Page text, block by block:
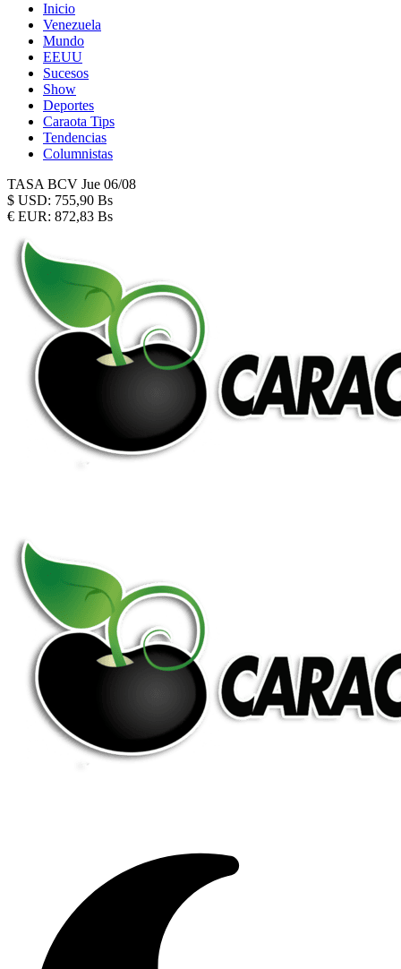
Inicio
Venezuela
Mundo
EEUU
Sucesos
Show
Deportes
Caraota Tips
Tendencias
Columnistas
TASA BCV Jue 06/08
$ USD: 755,90 Bs
€ EUR: 872,83 Bs